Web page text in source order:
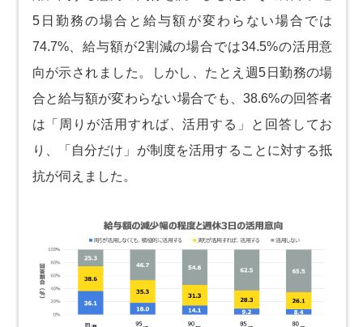
5日勤務の場合と給与額が変わらない場合では
74.7%、給与額が2割減の場合では34.5%の活用意
向が示されました。しかし、たとえ週5日勤務の場
合と給与額が変わらない場合でも、38.6%の回答者
は「周りが活用すれば、活用する」と回答してお
り、「自分だけ」が制度を活用することに対する抵
抗が伺えました。